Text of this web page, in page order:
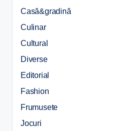
Casă&gradină
Culinar
Cultural
Diverse
Editorial
Fashion
Frumusete
Jocuri